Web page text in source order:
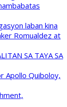
laban kina
Romualdez at
SA TAYA SA
Apollo Quiboloy,